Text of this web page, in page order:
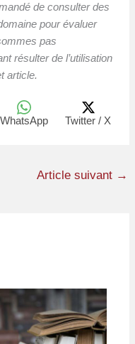
de consulter des
pour évaluer
pas
résulter de l’utilisation
article.
WhatsApp Twitter / X
Article suivant →